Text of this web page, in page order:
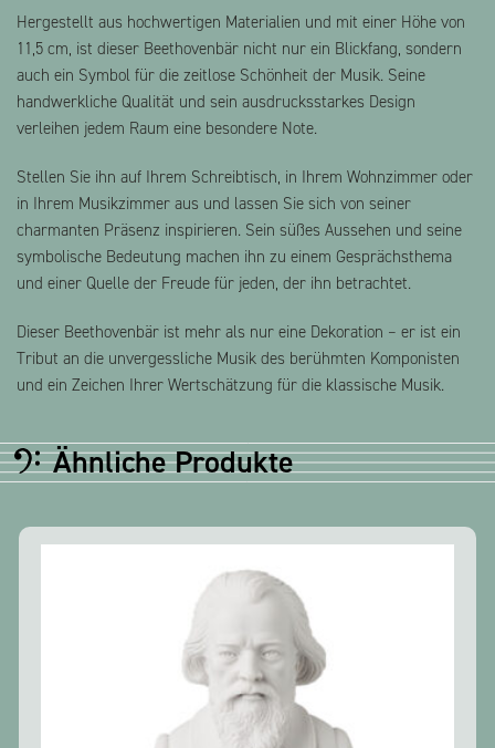
Hergestellt aus hochwertigen Materialien und mit einer Höhe von
11,5 cm, ist dieser Beethovenbär nicht nur ein Blickfang, sondern
auch ein Symbol für die zeitlose Schönheit der Musik. Seine
handwerkliche Qualität und sein ausdrucksstarkes Design
verleihen jedem Raum eine besondere Note.
Stellen Sie ihn auf Ihrem Schreibtisch, in Ihrem Wohnzimmer oder
in Ihrem Musikzimmer aus und lassen Sie sich von seiner
charmanten Präsenz inspirieren. Sein süßes Aussehen und seine
symbolische Bedeutung machen ihn zu einem Gesprächsthema
und einer Quelle der Freude für jeden, der ihn betrachtet.
Dieser Beethovenbär ist mehr als nur eine Dekoration – er ist ein
Tribut an die unvergessliche Musik des berühmten Komponisten
und ein Zeichen Ihrer Wertschätzung für die klassische Musik.
Ähnliche Produkte